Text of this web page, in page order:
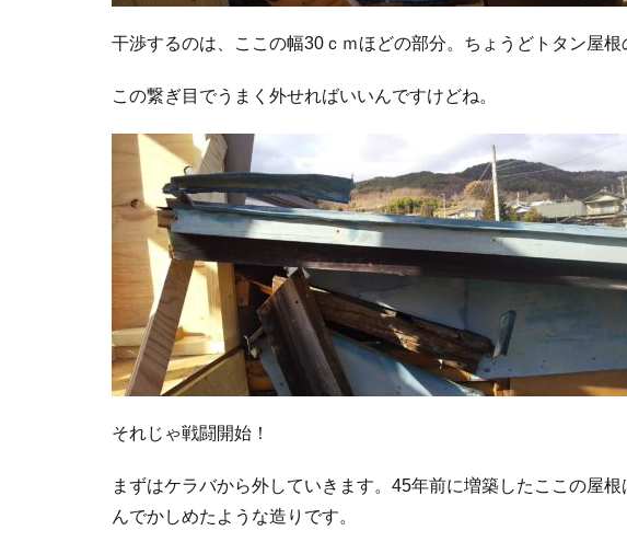
干渉するのは、ここの幅30ｃｍほどの部分。ちょうどトタン屋根
この繋ぎ目でうまく外せればいいんですけどね。
それじゃ戦闘開始！
まずはケラバから外していきます。45年前に増築したここの屋
んでかしめたような造りです。